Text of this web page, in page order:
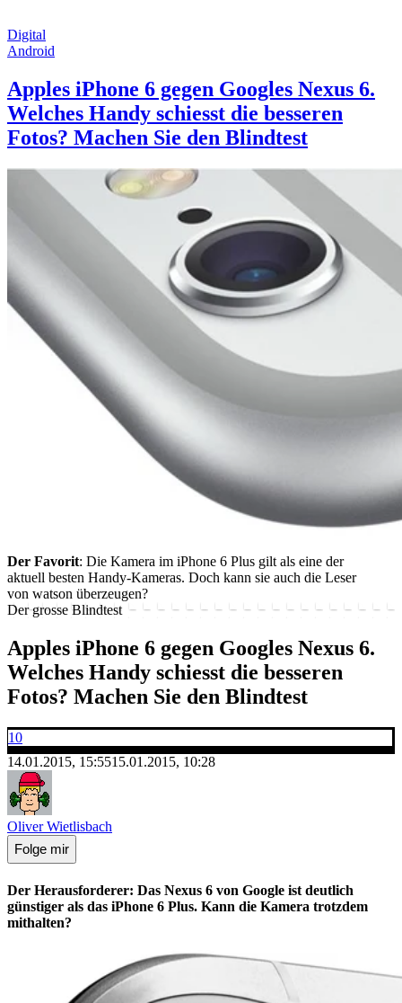
Digital
Android
Apples iPhone 6 gegen Googles Nexus 6.
Welches Handy schiesst die besseren
Fotos? Machen Sie den Blindtest
Der Favorit: Die Kamera im iPhone 6 Plus gilt als eine der
aktuell besten Handy-Kameras. Doch kann sie auch die Leser
von watson überzeugen?
Der grosse Blindtest
Apples iPhone 6 gegen Googles Nexus 6.
Welches Handy schiesst die besseren
Fotos? Machen Sie den Blindtest
10
14.01.2015, 15:5515.01.2015, 10:28
Oliver Wietlisbach
Folge mir
Der Herausforderer: Das Nexus 6 von Google ist deutlich
günstiger als das iPhone 6 Plus. Kann die Kamera trotzdem
mithalten?